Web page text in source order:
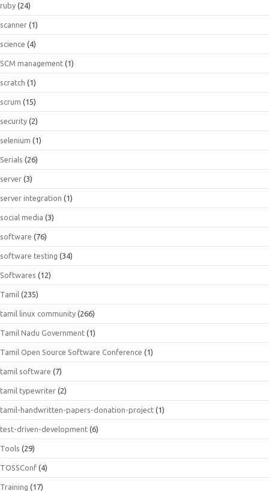
ruby (24)
scanner (1)
science (4)
SCM management (1)
scratch (1)
scrum (15)
security (2)
selenium (1)
Serials (26)
server (3)
server integration (1)
social media (3)
software (76)
software testing (34)
Softwares (12)
Tamil (235)
tamil linux community (266)
Tamil Nadu Government (1)
Tamil Open Source Software Conference (1)
tamil software (7)
tamil typewriter (2)
tamil-handwritten-papers-donation-project (1)
test-driven-development (6)
Tools (29)
TOSSConf (4)
Training (17)